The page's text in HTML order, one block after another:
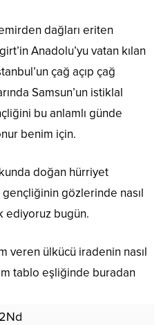
dağları eriten
Anadolu’yu vatan kılan
çağ açıp çağ
Samsun’un istiklal
bu anlamlı günde
benim için.
doğan hürriyet
gözlerinde nasıl
ediyoruz bugün.
veren ülkücü iradenin nasıl
tablo eşliğinde buradan